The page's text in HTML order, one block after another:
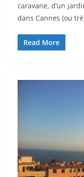
caravane, d’un
dans Cannes (ou
Read More